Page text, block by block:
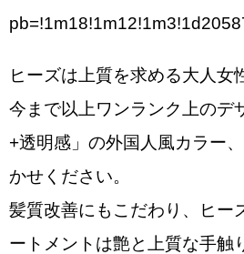
ヒーズは上質を求める大人女
今まで以上ワンランク上のデ
+透明感」の外国人風カラー
かせください。
髪質改善にもこだわり、ヒー
ートメントは艶と上質な手触